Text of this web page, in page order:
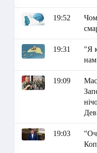
19:52
19:31
"Я
19:09
19:03